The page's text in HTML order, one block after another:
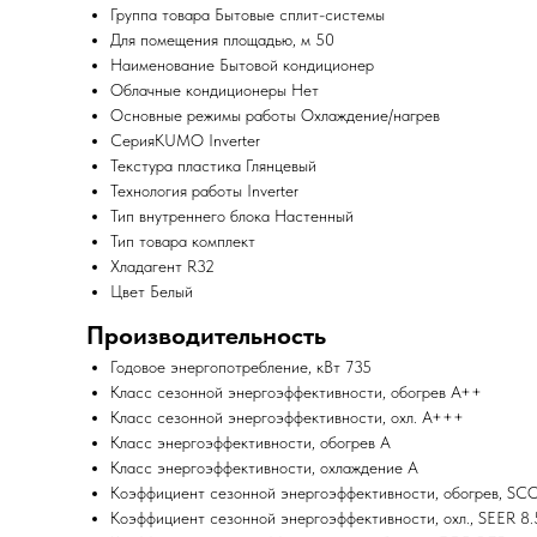
Группа товара Бытовые сплит-системы
Для помещения площадью, м 50
Наименование Бытовой кондиционер
Облачные кондиционеры Нет
Основные режимы работы Охлаждение/нагрев
СерияKUMO Inverter
Текстура пластика Глянцевый
Технология работы Inverter
Тип внутреннего блока Настенный
Тип товара комплект
Хладагент R32
Цвет Белый
Производительность
Годовое энергопотребление, кВт 735
Класс сезонной энергоэффективности, обогрев A++
Класс сезонной энергоэффективности, охл. A+++
Класс энергоэффективности, обогрев A
Класс энергоэффективности, охлаждение A
Коэффициент сезонной энергоэффективности, обогрев,
Коэффициент сезонной энергоэффективности, охл., SEER